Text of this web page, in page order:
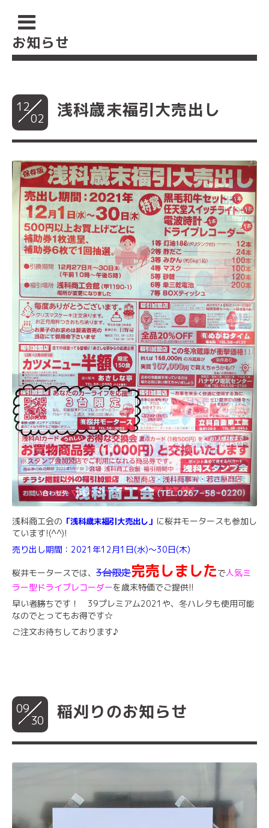
お知らせ
12
02 浅科歳末福引大売出し
浅科商工会の 「浅科歳末福引大売出し」 に桜井モータースも参加し
ています!(^^)!
売り出し期間：2021年12月1日(水)～30日(木)
桜井モータースでは、 3台限定完売しましたで人気ミ
ラー型ドライブレコーダーを歳末特価でご提供!!
早い者勝ちです！ 39プレミアム2021や、冬ハレタも使用可能
なのでとってもお得です☆
ご注文お待ちしております♪
09
30 稲刈りのお知らせ